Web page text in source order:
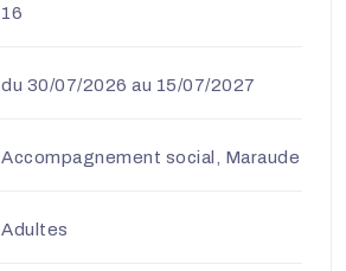
16
du 30/07/2026 au 15/07/2027
Accompagnement social, Maraude
Adultes